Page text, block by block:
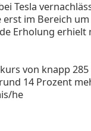
Tesla
im Bereich um
Erholung erhielt
von knapp
14 Prozent
he